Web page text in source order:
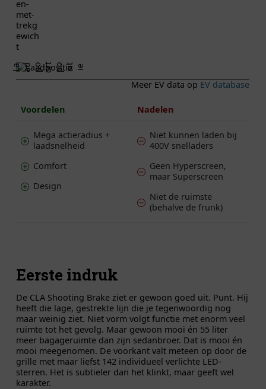
L
a
a
d
p
o
o r
t
p
o
s
i
t
i e
Meer EV data op EV database
Voordelen Nadelen
Mega actieradius +
laadsnelheid
Comfort
Design
Niet kunnen laden bij
400V snelladers
Geen Hyperscreen,
maar Superscreen
Niet de ruimste
(behalve de frunk)
Eerste indruk
De CLA Shooting Brake ziet er gewoon goed uit. Punt. Hij
heeft die lage, gestrekte lijn die je tegenwoordig nog
maar weinig ziet. Niet vorm volgt functie met enorm veel
ruimte tot het gevolg. Maar gewoon mooi én 55 liter
meer bagageruimte dan zijn sedanbroer. Dat is mooi én
mooi meegenomen. De voorkant valt meteen op door de
grille met maar liefst 142 individueel verlichte LED-
sterren. Het is subtieler dan het klinkt, maar geeft wel
karakter.